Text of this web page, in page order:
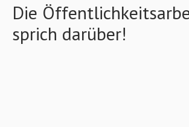
Die
sprich darüber!